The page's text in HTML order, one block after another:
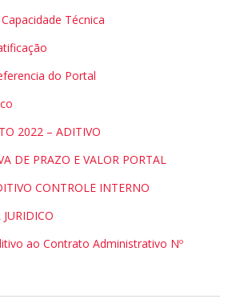
Técnica
do Portal
2022 – ADITIVO
DE PRAZO E VALOR PORTAL
CONTROLE INTERNO
JURIDICO
ao Contrato Administrativo Nº